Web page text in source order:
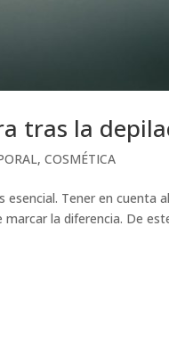
tras la
,COSMÉTICA
esencial. Tener en cuenta
la diferencia. De